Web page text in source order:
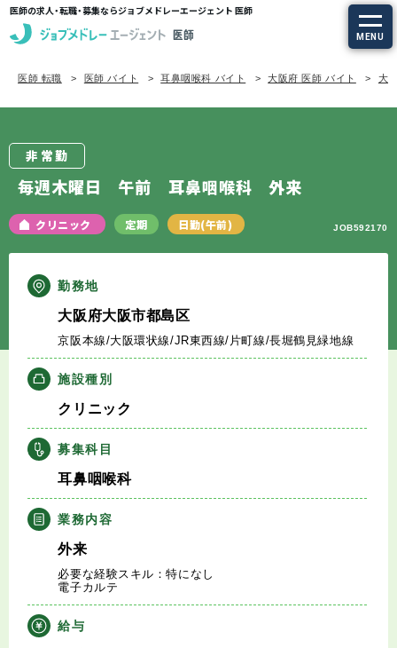
医師の求人・転職・募集ならジョブメドレーエージェント 医師
MENU
求人を探す
定期非常勤の求人
特集から探す
エージェントサービス
エージェントサービスTOP
サービスの流れ
キャリアアドバイザー紹介
医師の求人・転職Q&A
知りたい・聞きたい
転職成功事例
医師の転職マニュアル
医師 転職 医師 バイト 耳鼻咽喉科 バイト 大阪府 医師 バイト 大
非常勤
毎週木曜日 午前 耳鼻咽喉科 外来
クリニック 定期 日勤(午前) JOB592170
勤務地
大阪府大阪市都島区
京阪本線/大阪環状線/JR東西線/片町線/長堀鶴見緑地線
施設種別
クリニック
募集科目
耳鼻咽喉科
業務内容
外来
必要な経験スキル：特になし
電子カルテ
給与